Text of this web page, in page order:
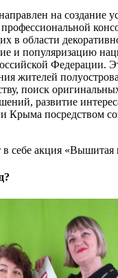
на создание
профессиональной
в области
и популяризацию
Федерации.
жителей
поиск
развитие
Крыма посредством
в себе акция